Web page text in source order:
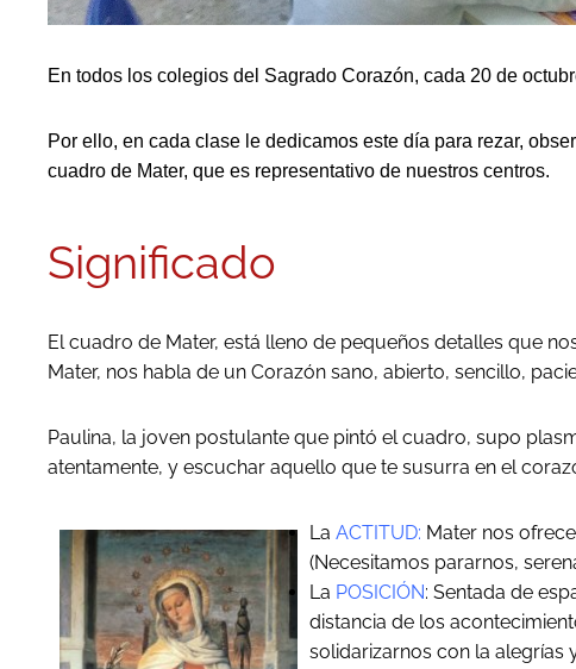
En todos los colegios del Sagrado Corazón, cada 20 de
Por ello, en cada clase le dedicamos este día para rezar,
cuadro de Mater, que es representativo de nuestros centros.
Significado
El cuadro de Mater, está lleno de pequeños detalles que
Mater, nos habla de un Corazón sano, abierto, sencillo,
Paulina, la joven postulante que pintó el cuadro, supo
atentamente, y escuchar aquello que te susurra en el
La ACTITUD: Mater nos
(Necesitamos pararnos,
La POSICIÓN: Sentada de
distancia de los
solidarizarnos con la alegrías